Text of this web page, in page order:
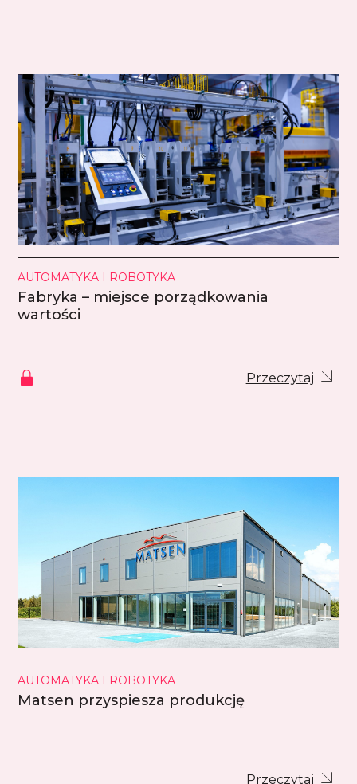
AUTOMATYKA I ROBOTYKA
Fabryka – miejsce porządkowania
wartości
Przeczytaj
AUTOMATYKA I ROBOTYKA
Matsen przyspiesza produkcję
Przeczytaj